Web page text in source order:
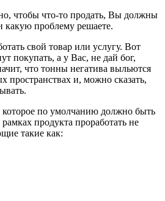
чтобы что-то продать, Вы должны
какую проблему решаете.
свой товар или услугу. Вот
покупать, а у Вас, не дай бог,
что тонны негатива выльются
пространствах и, можно сказать,
которое по умолчанию должно быть
продукта проработать не
такие как: